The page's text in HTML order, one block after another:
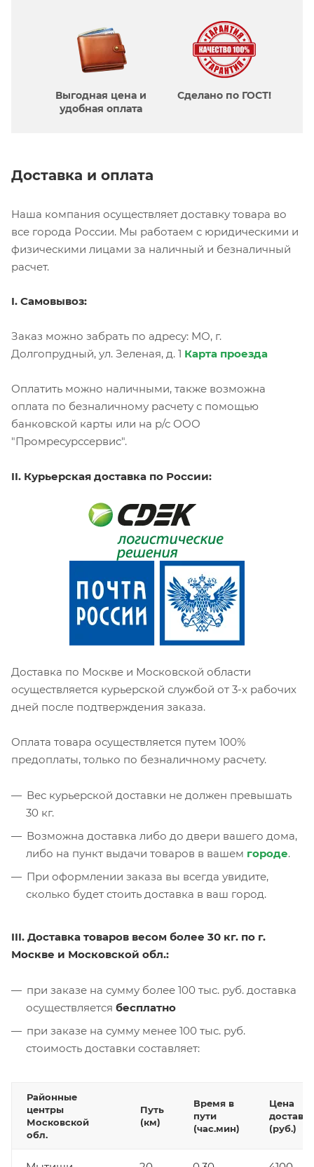
Выгодная цена и
удобная оплата
Сделано по ГОСТ!
Доставка и оплата
Наша компания осуществляет доставку товара во
все города России. Мы работаем с юридическими и
физическими лицами за наличный и безналичный
расчет.
I. Самовывоз:
Заказ можно забрать по адресу: МО, г.
Долгопрудный, ул. Зеленая, д. 1 Карта проезда
Оплатить можно наличными, также возможна
оплата по безналичному расчету с помощью
банковской карты или на р/с ООО
"Промресурссервис".
II. Курьерская доставка по России:
Доставка по Москве и Московской области
осуществляется курьерской службой от 3-х рабочих
дней после подтверждения заказа.
Оплата товара осуществляется путем 100%
предоплаты, только по безналичному расчету.
Вес курьерской доставки не должен превышать
30 кг.
Возможна доставка либо до двери вашего дома,
либо на пункт выдачи товаров в вашем городе.
При оформлении заказа вы всегда увидите,
сколько будет стоить доставка в ваш город.
III. Доставка товаров весом более 30 кг. по г.
Москве и Московской обл.:
при заказе на сумму более 100 тыс. руб. доставка
осуществляется бесплатно
при заказе на сумму менее 100 тыс. руб.
стоимость доставки составляет:
Районные
центры
Московской
обл.
Путь
(км)
Время в
пути
(час.мин)
Цена
(руб.)